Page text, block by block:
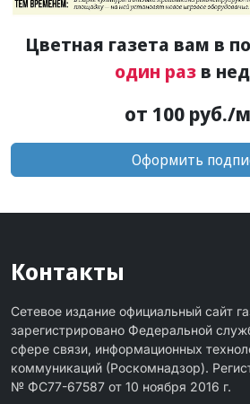
Цветная газета вам в
один разв
от 100 руб./
Оформить
Контакты
Сетевое издание официальный сайт
зарегистрировано Федеральной
сфере связи, информационных
коммуникаций (Роскомнадзор).
№ ФС77-67587 от 10 ноября 2016 г.